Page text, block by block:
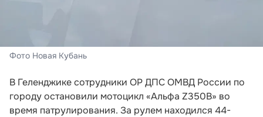
Фото Новая Кубань
В Геленджике сотрудники ОР ДПС ОМВД России по
городу остановили мотоцикл «Альфа Z350В» во
время патрулирования. За рулем находился 44-